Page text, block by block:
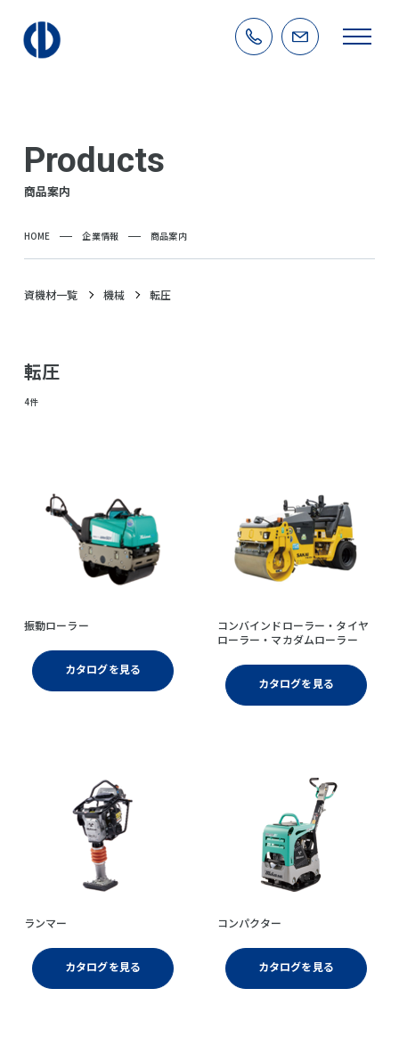
Products
商品案内
HOME 企業情報 商品案内
資機材一覧 機械 転圧
転圧
4件
振動ローラー
カタログを見る
コンバインドローラー・タイヤ
ローラー・マカダムローラー
カタログを見る
ランマー
カタログを見る
コンパクター
カタログを見る